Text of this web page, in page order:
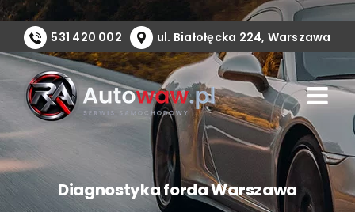
Przejdź
zawartości
531 420 002 ul. Białołęcka 224, Warszawa
Diagnostyka forda Warszawa